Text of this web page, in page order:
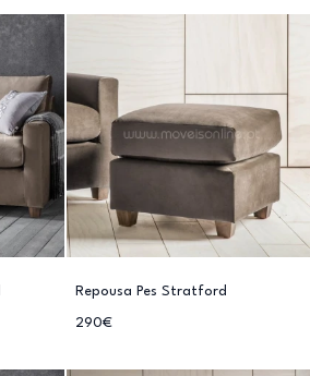
Repousa Pes Stratford
290€